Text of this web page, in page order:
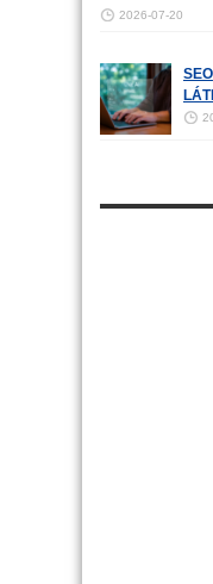
2026-07-20